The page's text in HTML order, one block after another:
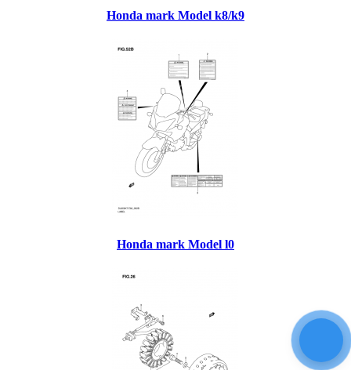
Honda mark Model k8/k9
Honda mark Model l0